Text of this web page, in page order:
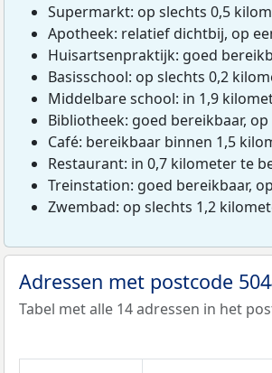
Supermarkt: op slechts 0,5
Apotheek: relatief dichtbij, op
Huisartsenpraktijk: goed
Basisschool: op slechts 0,2
Middelbare school: in 1,9
Bibliotheek: goed bereikbaar, op
Café: bereikbaar binnen 1,5
Restaurant: in 0,7 kilometer te
Treinstation: goed bereikbaar,
Zwembad: op slechts 1,2
Adressen met postcode
Tabel met alle 14 adressen in het